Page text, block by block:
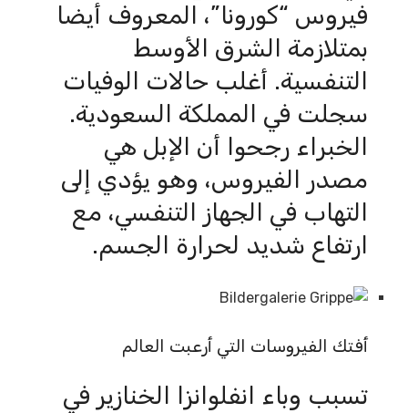
فيروس “كورونا”، المعروف أيضا
بمتلازمة الشرق الأوسط
التنفسية. أغلب حالات الوفيات
سجلت في المملكة السعودية.
الخبراء رجحوا أن الإبل هي
مصدر الفيروس، وهو يؤدي إلى
التهاب في الجهاز التنفسي، مع
ارتفاع شديد لحرارة الجسم.
أفتك الفيروسات التي أرعبت العالم
تسبب وباء انفلوانزا الخنازير في